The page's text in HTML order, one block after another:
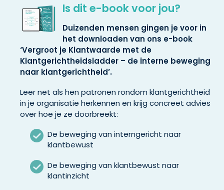
Is dit e-book voor jou?
Duizenden mensen gingen je voor in
het downloaden van ons e-book
‘Vergroot je Klantwaarde met de
Klantgerichtheidsladder – de interne beweging
naar klantgerichtheid’.
Leer net als hen patronen rondom klantgerichtheid
in je organisatie herkennen en krijg concreet advies
over hoe je ze doorbreekt:
De beweging van interngericht naar
klantbewust
De beweging van klantbewust naar
klantinzicht